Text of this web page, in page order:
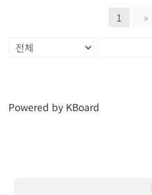
1 »
Powered by KBoard